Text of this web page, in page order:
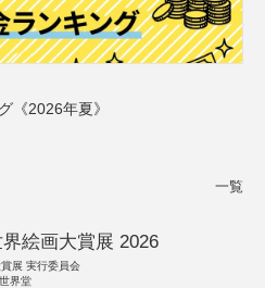
《2026年夏》
一覧
絵画大賞展 2026
展 実行委員会
界堂